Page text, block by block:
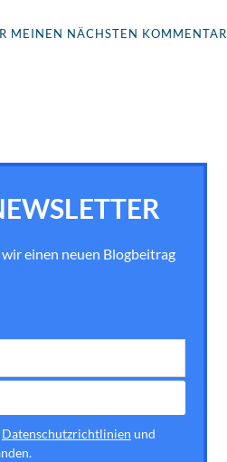
MEINEN NÄCHSTEN KOMMENTAR
einen neuen Blogbeitrag
Datenschutzrichtlinien und